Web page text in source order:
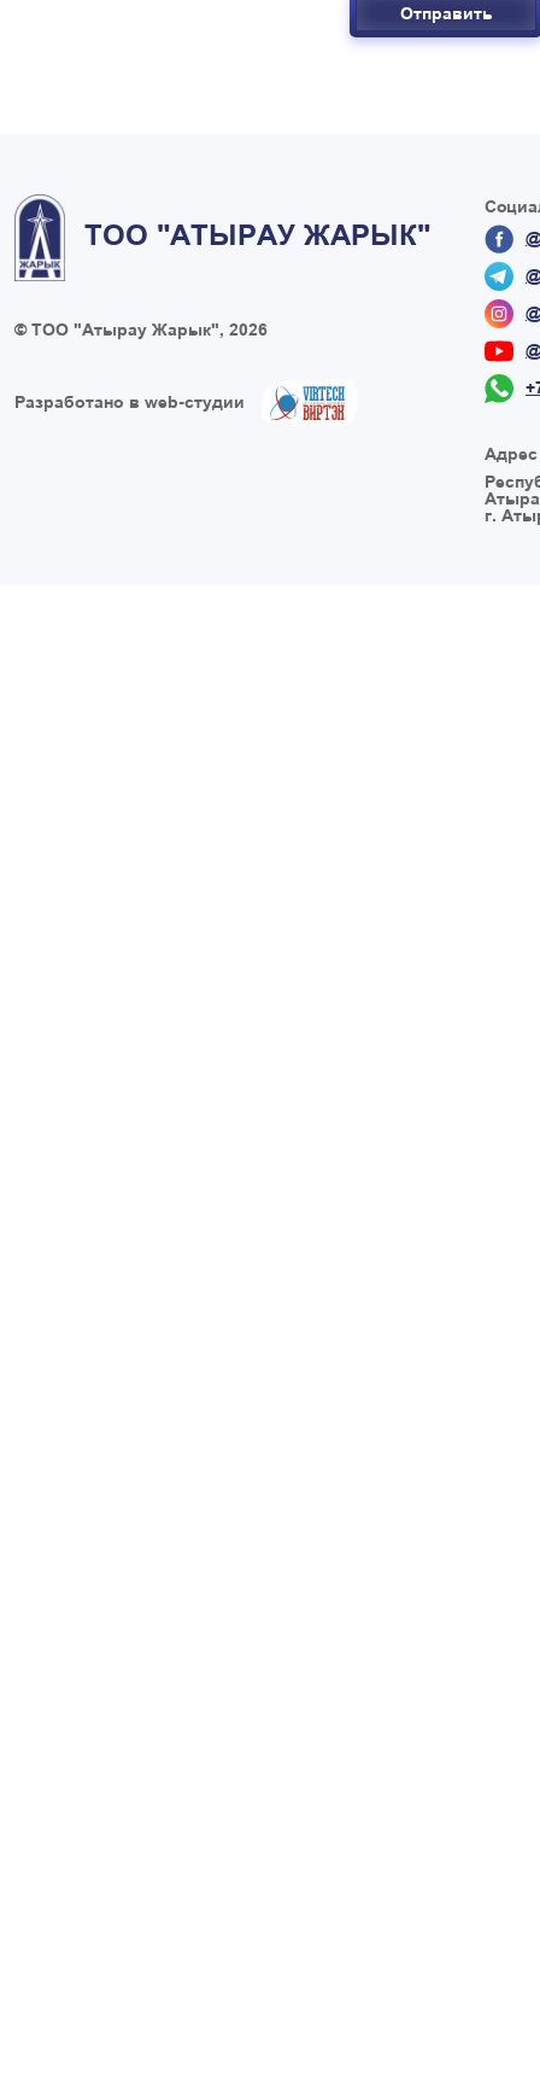
Отправить
ТОО "АТЫРАУ ЖАРЫК"
© ТОО "Атырау Жарык", 2026
Разработано в web-студии
Адрес
г.